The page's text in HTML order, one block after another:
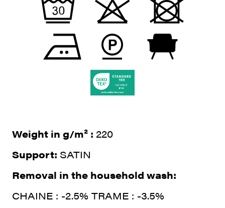
Weight in g/m² : 220
Support: SATIN
Removal in the household wash:
CHAINE : -2.5% TRAME : -3.5%